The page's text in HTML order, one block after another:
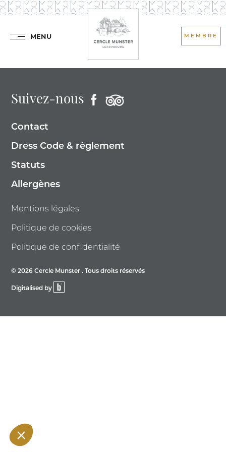
MENU MEMBRE
Suivez-nous
Contact
Dress Code & règlement
Statuts
Allergènes
Mentions légales
Politique de cookies
Politique de confidentialité
© 2026 Cercle Munster . Tous droits réservés
Digitalised by